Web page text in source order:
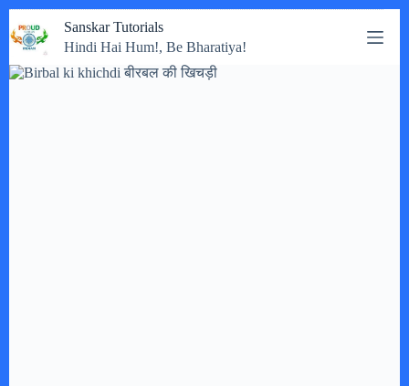
to
content
Sanskar Tutorials
Hindi Hai Hum!, Be Bharatiya!